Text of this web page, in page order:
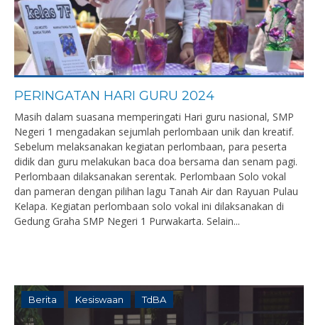
PERINGATAN HARI GURU 2024
Masih dalam suasana memperingati Hari guru nasional, SMP
Negeri 1 mengadakan sejumlah perlombaan unik dan kreatif.
Sebelum melaksanakan kegiatan perlombaan, para peserta
didik dan guru melakukan baca doa bersama dan senam pagi.
Perlombaan dilaksanakan serentak. Perlombaan Solo vokal
dan pameran dengan pilihan lagu Tanah Air dan Rayuan Pulau
Kelapa. Kegiatan perlombaan solo vokal ini dilaksanakan di
Gedung Graha SMP Negeri 1 Purwakarta. Selain...
Berita Kesiswaan TdBA